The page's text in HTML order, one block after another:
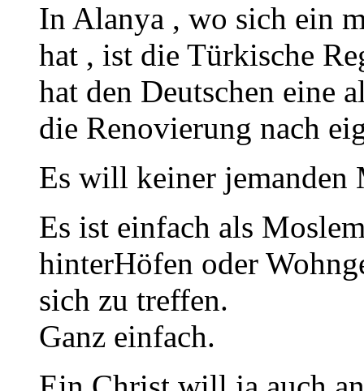
In Alanya , wo sich ein
hat , ist die Türkische
hat den Deutschen eine
die Renovierung nach
Es will keiner jemanden
Es ist einfach als
hinterHöfen oder
sich zu treffen.
Ganz einfach.